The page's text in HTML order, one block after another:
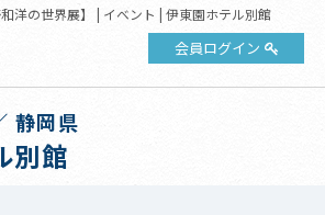
洋の世界展】 | イベント | 伊東園ホテル別館
会員ログイン
静岡県
別館